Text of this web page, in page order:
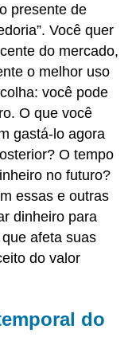
presente de
Você quer
do mercado,
o melhor uso
você pode
O que você
gastá-lo agora
O tempo
no futuro?
essas e outras
dinheiro para
afeta suas
do valor
do